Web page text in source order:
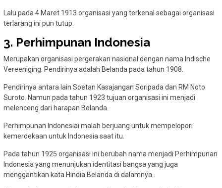
Lalu pada 4 Maret 1913 organisasi yang terkenal sebagai organisasi
terlarang ini pun tutup.
3. Perhimpunan Indonesia
Merupakan organisasi pergerakan nasional dengan nama Indische
Vereeniging. Pendirinya adalah Belanda pada tahun 1908.
Pendirinya antara lain Soetan Kasajangan Soripada dan RM Noto
Suroto. Namun pada tahun 1923 tujuan organisasi ini menjadi
melenceng dari harapan Belanda.
Perhimpunan Indonesiai malah berjuang untuk mempelopori
kemerdekaan untuk Indonesia saat itu.
Pada tahun 1925 organisasi ini berubah nama menjadi Perhimpunan
Indonesia yang menunjukan identitasi bangsa yang juga
menggantikan kata Hindia Belanda di dalamnya..